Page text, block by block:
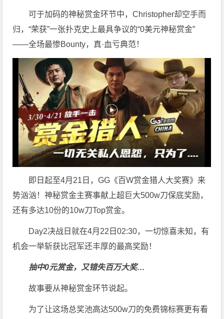
可于加码的神秘赏金环节中，Christopher却空手而
归，“荣获”一张扑克史上最具争议的“0美元神秘赏金”
——全场最惨Bounty，真·血亏典范！
即日起至4月21日，GG《百W赏金猎人大奖赛》来
势汹汹！神秘赏金主赛事献上超巨大500w刀保底奖励，
还有多达10份的10w刀Top赏金。
Day2决战日就在4月22日02:30，一切惊喜未知，有
机会一举斩获比冠军还丰厚的最高奖励！
抽中0元赏金，又错失百万大奖…
故事要从神秘赏金环节说起。
为了让这场总奖池高达500w刀的免费锦标赛更有看